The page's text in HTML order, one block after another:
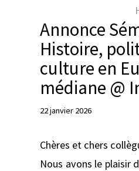
Annonce
Histoire,
culture en
médiane @
22 janvier 2026
Chères et chers
Nous avons le plaisir